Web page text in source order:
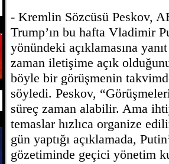
- Kremlin Sözcüsü Peskov,
Trump’ın bu hafta Vladimir
yönündeki açıklamasına
zaman iletişime açık
böyle bir görüşmenin
söyledi. Peskov,
süreç zaman alabilir. Ama
temaslar hızlıca organize
gün yaptığı açıklamada,
gözetiminde geçici yönetim